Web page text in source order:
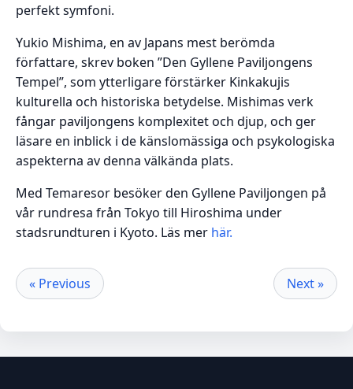
perfekt symfoni.
Yukio Mishima, en av Japans mest berömda
författare, skrev boken ”Den Gyllene Paviljongens
Tempel”, som ytterligare förstärker Kinkakujis
kulturella och historiska betydelse. Mishimas verk
fångar paviljongens komplexitet och djup, och ger
läsare en inblick i de känslomässiga och psykologiska
aspekterna av denna välkända plats.
Med Temaresor besöker den Gyllene Paviljongen på
vår rundresa från Tokyo till Hiroshima under
stadsrundturen i Kyoto. Läs mer här.
« Previous Next »